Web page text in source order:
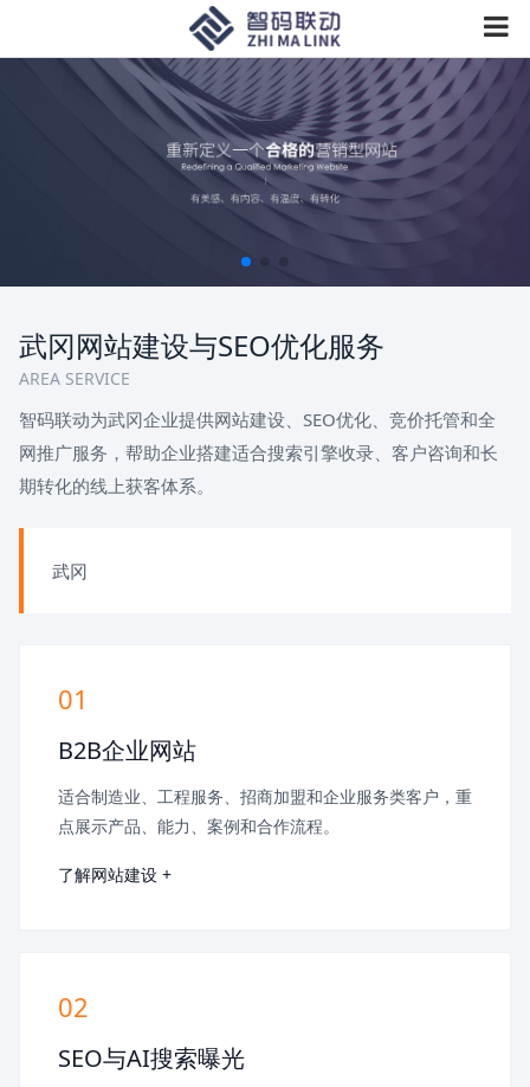
武冈网站建设与SEO优化服务
AREA SERVICE
智码联动为武冈企业提供网站建设、SEO优化、竞价托管和全
网推广服务，帮助企业搭建适合搜索引擎收录、客户咨询和长
期转化的线上获客体系。
武冈
01
B2B企业网站
适合制造业、工程服务、招商加盟和企业服务类客户，重
点展示产品、能力、案例和合作流程。
了解网站建设 +
02
SEO与AI搜索曝光